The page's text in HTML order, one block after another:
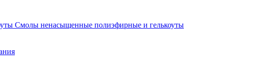
Смолы ненасыщенные полиэфирные и гелькоуты